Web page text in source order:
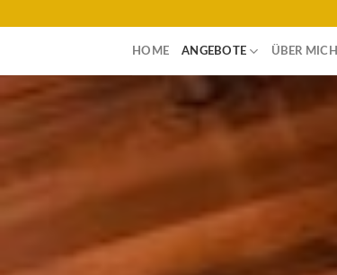
HOME ANGEBOTE ÜBER MICH